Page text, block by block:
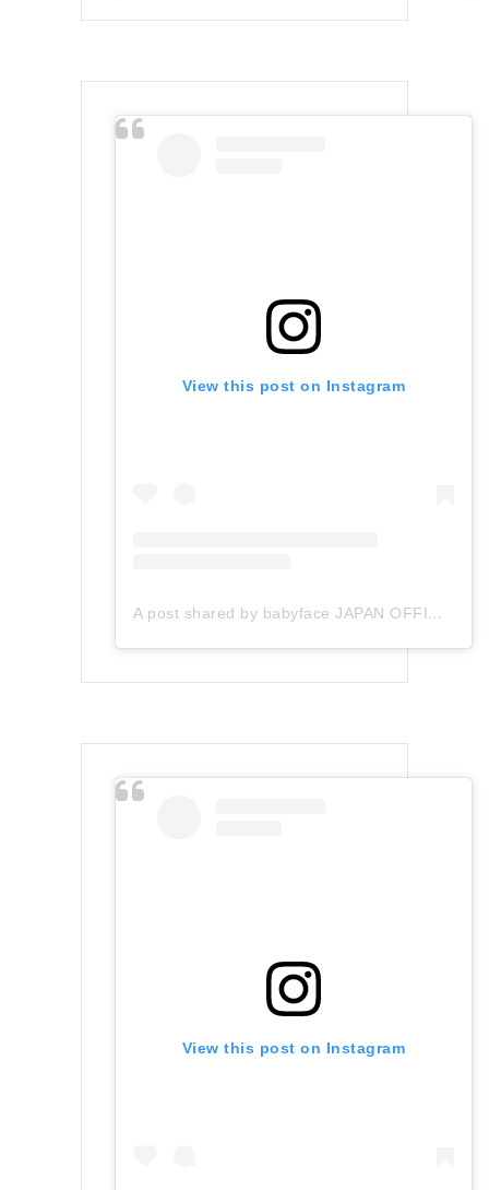
View this post on Instagram
A post shared by babyface JAPAN OFFICIAL (@babyface_japan)
View this post on Instagram